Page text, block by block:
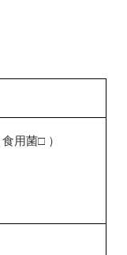
食用菌□ ）